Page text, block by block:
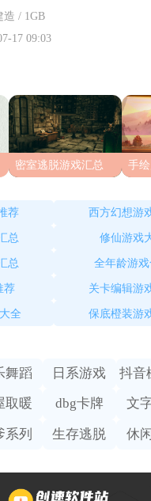
造 / 1GB
17 09:03
密室逃脱游戏汇总 手
荐
西方幻想游
总
修仙游戏
总
全年龄游
荐
关卡编辑游
全
保底橙装游
舞蹈 日系游戏 抖音
取暖 dbg卡牌 文
系列 生存逃脱 休